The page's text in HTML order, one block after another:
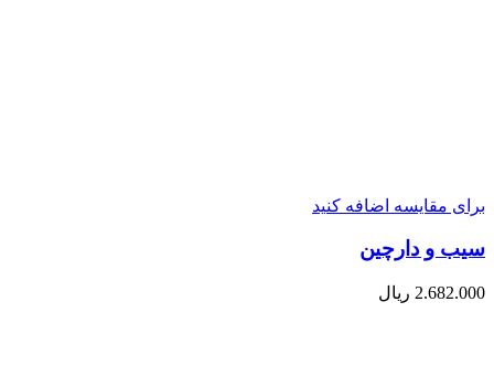
برای مقایسه اضافه کنید
سیب و دارچین
2.682.000 ریال